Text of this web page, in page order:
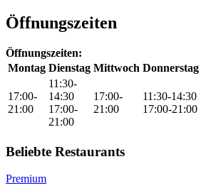
Öffnungszeiten
Öffnungszeiten:
Montag Dienstag Mittwoch Donnerstag
17:00-
21:00
11:30-
14:30
17:00-
21:00
17:00-
21:00
11:30-14:30
17:00-21:00
Beliebte Restaurants
Premium